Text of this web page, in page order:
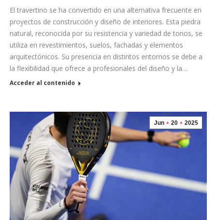
El travertino se ha convertido en una alternativa frecuente en
proyectos de construcción y diseño de interiores. Esta piedra
natural, reconocida por su resistencia y variedad de tonos, se
utiliza en revestimientos, suelos, fachadas y elementos
arquitectónicos. Su presencia en distintos entornos se debe a
la flexibilidad que ofrece a profesionales del diseño y la…
Acceder al contenido
Jun 20 2025